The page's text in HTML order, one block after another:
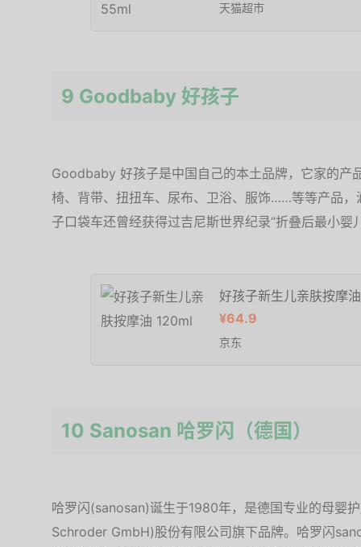
天猫超市
9 Goodbaby 好孩子
Goodbaby 好孩子是中国自己的本土品牌，它家的产
椅、背带、扭扭车、尿布、卫浴、服饰……等等产品
子口袋车还曾经获得过吉尼斯世界纪录“折叠后最小婴
好孩子新生儿亲肤按摩
¥64.9
京东
10 Sanosan 哈罗闪（德国）
哈罗闪(sanosan)诞生于1980年，是德国专业的母婴
Schroder GmbH)股份有限公司旗下品牌。哈罗闪